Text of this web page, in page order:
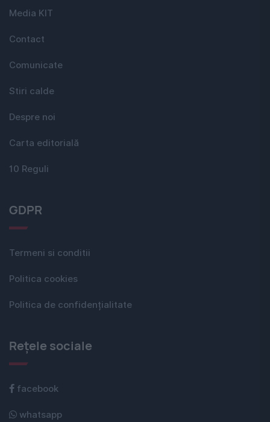
Media KIT
Contact
Comunicate
Stiri calde
Despre noi
Carta editorială
10 Reguli
GDPR
Termeni si conditii
Politica cookies
Politica de confidențialitate
Rețele sociale
facebook
whatsapp